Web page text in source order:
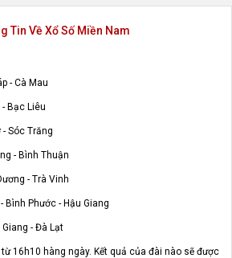
Tin Về Xổ Số Miền Nam
- Cà Mau
Bạc Liêu
Sóc Trăng
- Bình Thuận
- Trà Vinh
Bình Phước - Hậu Giang
Giang - Đà Lạt
16h10 hàng ngày. Kết quả của đài nào sẽ được